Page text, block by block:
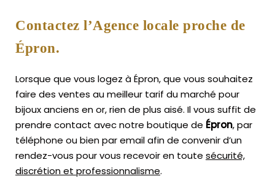
Contactez l’Agence locale proche de
Épron.
Lorsque que vous logez à Épron, que vous souhaitez
faire des ventes au meilleur tarif du marché pour
bijoux anciens en or, rien de plus aisé. Il vous suffit de
prendre contact avec notre boutique de Épron, par
téléphone ou bien par email afin de convenir d’un
rendez-vous pour vous recevoir en toute sécurité,
discrétion et professionnalisme.